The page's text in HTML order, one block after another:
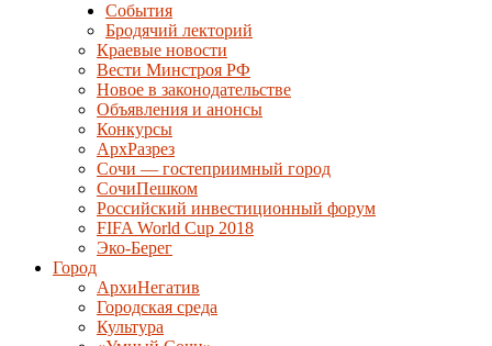
События
Бродячий лекторий
Краевые новости
Вести Минстроя РФ
Новое в законодательстве
Объявления и анонсы
Конкурсы
АрхРазрез
Сочи — гостеприимный город
СочиПешком
Российский инвестиционный форум
FIFA World Cup 2018
Эко-Берег
Город
АрхиНегатив
Городская среда
Культура